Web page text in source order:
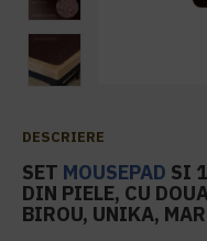
DESCRIERE
SET MOUSEPAD SI
DIN PIELE, CU
BIROU, UNIKA,